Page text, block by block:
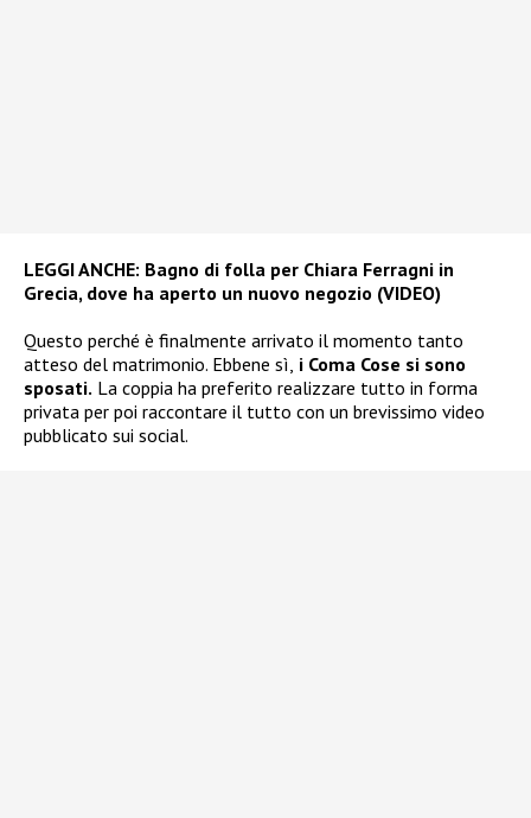
LEGGI ANCHE: Bagno di folla per Chiara Ferragni in
Grecia, dove ha aperto un nuovo negozio (VIDEO)
Questo perché è finalmente arrivato il momento tanto
atteso del matrimonio. Ebbene sì, i Coma Cose si sono
sposati. La coppia ha preferito realizzare tutto in forma
privata per poi raccontare il tutto con un brevissimo video
pubblicato sui social.